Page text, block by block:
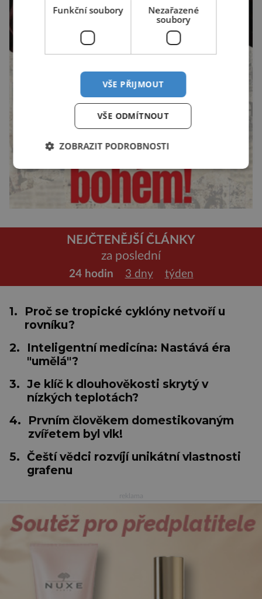
NEJČTENĚJŠÍ ČLÁNKY
za poslední
24 hodin 3 dny týden
1.
Proč se tropické cyklóny netvoří u
rovníku?
2.
Inteligentní medicína: Nastává éra
"umělá"?
3. Je klíč k dlouhověkosti skrytý v
nízkých teplotách?
4.
Prvním člověkem domestikovaným
zvířetem byl vlk!
5. Čeští vědci rozvíjí unikátní vlastnosti
grafenu
Funkční soubory
Nezařazené
soubory
VŠE PŘIJMOUT
VŠE ODMÍTNOUT
ZOBRAZIT PODROBNOSTI